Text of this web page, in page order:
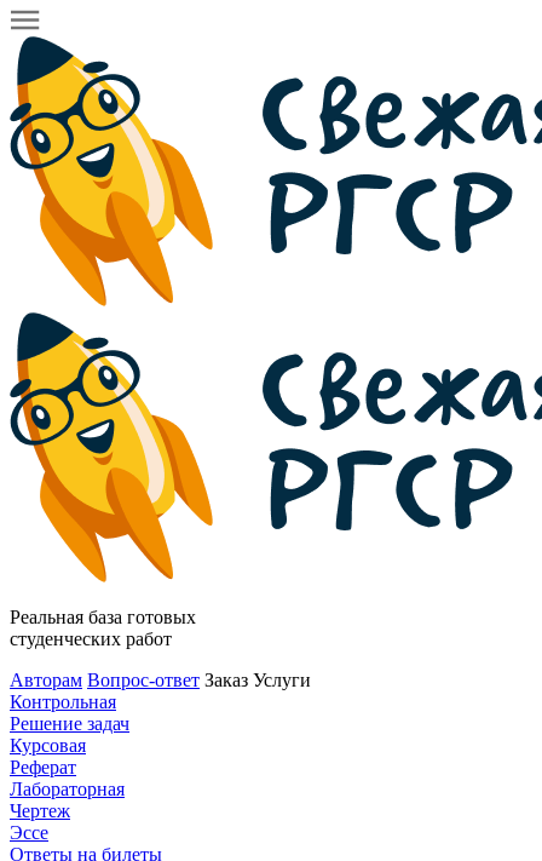
Реальная база готовых
студенческих работ
Авторам Вопрос-ответ Заказ Услуги
Контрольная
Решение задач
Курсовая
Реферат
Лабораторная
Чертеж
Эссе
Ответы на билеты